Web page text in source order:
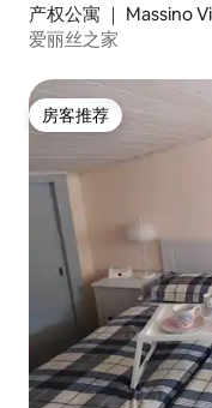
产权公寓 ｜ Massino
爱丽丝之家
房客推荐
房客推荐